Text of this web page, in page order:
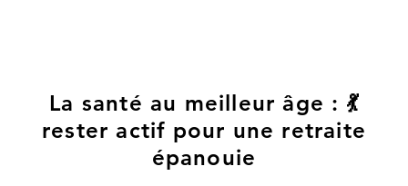
La santé au meilleur âge : 💃
rester actif pour une retraite
épanouie